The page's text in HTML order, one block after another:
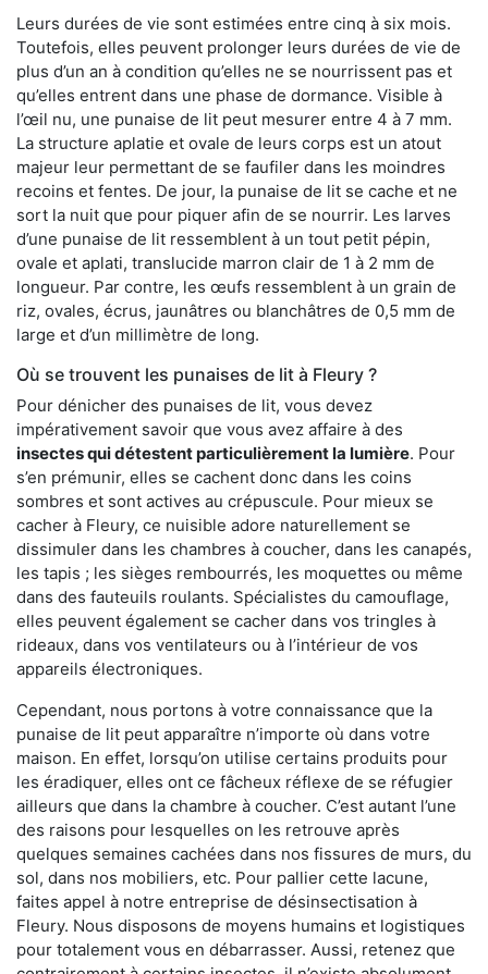
Leurs durées de vie sont estimées entre cinq à six mois.
Toutefois, elles peuvent prolonger leurs durées de vie de
plus d’un an à condition qu’elles ne se nourrissent pas et
qu’elles entrent dans une phase de dormance. Visible à
l’œil nu, une punaise de lit peut mesurer entre 4 à 7 mm.
La structure aplatie et ovale de leurs corps est un atout
majeur leur permettant de se faufiler dans les moindres
recoins et fentes. De jour, la punaise de lit se cache et ne
sort la nuit que pour piquer afin de se nourrir. Les larves
d’une punaise de lit ressemblent à un tout petit pépin,
ovale et aplati, translucide marron clair de 1 à 2 mm de
longueur. Par contre, les œufs ressemblent à un grain de
riz, ovales, écrus, jaunâtres ou blanchâtres de 0,5 mm de
large et d’un millimètre de long.
Où se trouvent les punaises de lit à Fleury ?
Pour dénicher des punaises de lit, vous devez
impérativement savoir que vous avez affaire à des
insectes qui détestent particulièrement la lumière. Pour
s’en prémunir, elles se cachent donc dans les coins
sombres et sont actives au crépuscule. Pour mieux se
cacher à Fleury, ce nuisible adore naturellement se
dissimuler dans les chambres à coucher, dans les canapés,
les tapis ; les sièges rembourrés, les moquettes ou même
dans des fauteuils roulants. Spécialistes du camouflage,
elles peuvent également se cacher dans vos tringles à
rideaux, dans vos ventilateurs ou à l’intérieur de vos
appareils électroniques.
Cependant, nous portons à votre connaissance que la
punaise de lit peut apparaître n’importe où dans votre
maison. En effet, lorsqu’on utilise certains produits pour
les éradiquer, elles ont ce fâcheux réflexe de se réfugier
ailleurs que dans la chambre à coucher. C’est autant l’une
des raisons pour lesquelles on les retrouve après
quelques semaines cachées dans nos fissures de murs, du
sol, dans nos mobiliers, etc. Pour pallier cette lacune,
faites appel à notre entreprise de désinsectisation à
Fleury. Nous disposons de moyens humains et logistiques
pour totalement vous en débarrasser. Aussi, retenez que